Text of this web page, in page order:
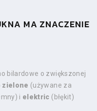
MA ZNACZENIE
bilardowe o zwiększonej
zielone (używane za
i elektric (błękit)